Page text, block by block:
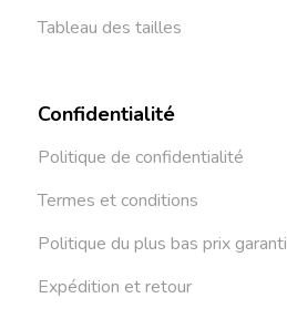
Tableau des tailles
Confidentialité
Politique de confidentialité
Termes et conditions
Politique du plus bas prix garanti
Expédition et retour